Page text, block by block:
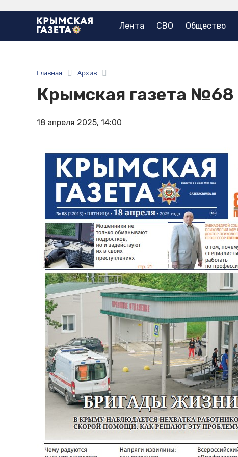
Лента СВО Общество
Главная Архив
Крымская газета №68
18 апреля 2025, 14:00